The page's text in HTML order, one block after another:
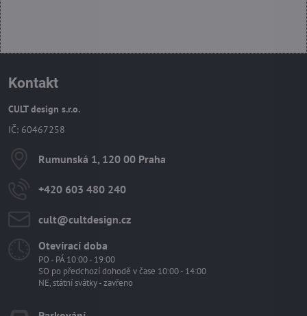
Kontakt
CULT design s.r.o.
IČ: 60467258
Rumunská 1, 120 00 Praha
+420 603 480 240
cult​@cultdesign​.cz
Otevírací doba
PO - PÁ 10:00 - 19:00
SO po předchozí dohodě v čase 10:00 - 14:00
NE, státní svátky - zavřeno